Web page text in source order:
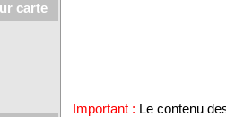
carte
Important : Le contenu